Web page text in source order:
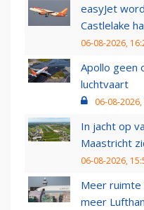
easyJet
Castlelake
06-08-2026,
Apollo geen
luchtvaart
06-08-
In jacht op
Maastricht
06-08-2026,
Meer
meer